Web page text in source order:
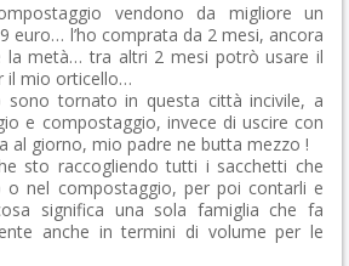
vendono da migliore un
euro… l’ho comprata da 2 mesi, ancora
la metà… tra altri 2 mesi potrò usare il
il mio orticello…
sono tornato in questa città incivile, a
e compostaggio, invece di uscire con
al giorno, mio padre ne butta mezzo !
sto raccogliendo tutti i sacchetti che
o nel compostaggio, per poi contarli e
significa una sola famiglia che fa
anche in termini di volume per le